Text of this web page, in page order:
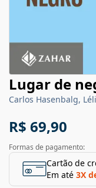
Lugar de
Carlos Hasenbalg,
R$ 69,90
Formas de pagamento:
Cartão de
Em até 3X